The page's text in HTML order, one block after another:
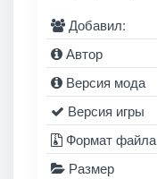
Добавил:
Автор
Версия мода
Версия игры
Формат файла
Размер